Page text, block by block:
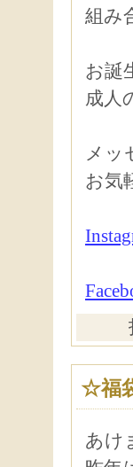
組み
お誕
成人
メッ
お気
☆福
あけ